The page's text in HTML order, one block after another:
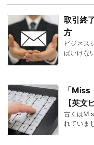
取引終
方
ビジネス
ばいけな
「
【英文
古くは
れていま